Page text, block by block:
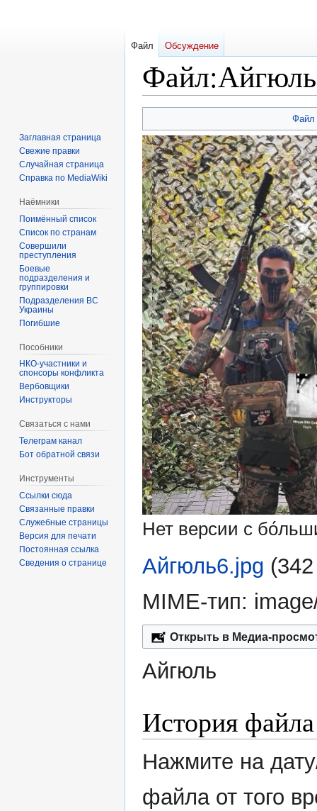
Файл:
к
навигации
к
поиску
Файл
Нет версии с
Айгюль6.jpg
MIME-тип:
Открыть в Медиа-
Айгюль
История файла
Нажмите на
файла от того
Файл Обсуждение
Заглавная страница
Свежие правки
Случайная страница
Справка по MediaWiki
Наёмники
Поимённый список
Список по странам
Совершили
преступления
Боевые
подразделения и
группировки
Подразделения ВС
Украины
Погибшие
Пособники
спонсоры конфликта
‏‎Вербовщики
Инструкторы
Связаться с нами
Телеграм канал
Бот обратной связи
Инструменты
Ссылки сюда
Связанные правки
Служебные страницы
Версия для печати
Постоянная ссылка
Сведения о странице